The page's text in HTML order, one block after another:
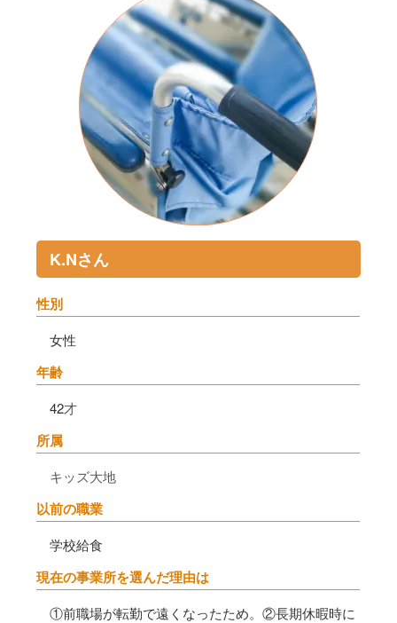
K.Nさん
性別
女性
年齢
42才
所属
キッズ大地
以前の職業
学校給食
現在の事業所を選んだ理由は
①前職場が転勤で遠くなったため。②長期休暇時に